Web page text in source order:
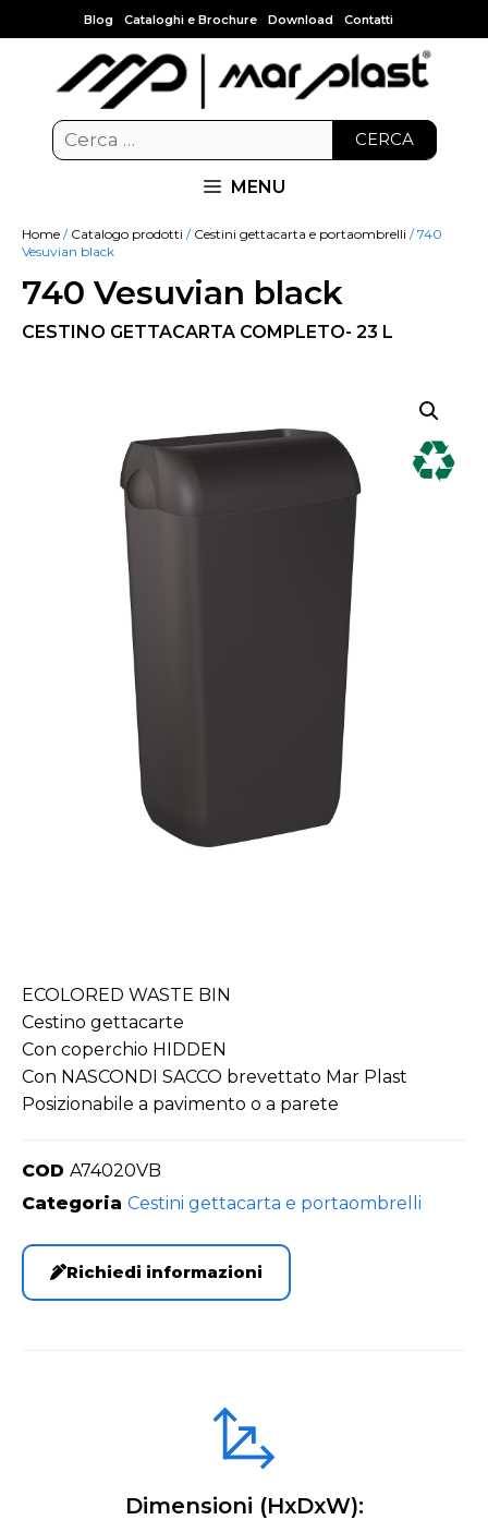
Blog Cataloghi e Brochure Download Contatti
CERCA
MENU
Home / Catalogo prodotti / Cestini gettacarta e portaombrelli / 740
Vesuvian black
740 Vesuvian black
CESTINO GETTACARTA COMPLETO- 23 L
ECOLORED WASTE BIN
Cestino gettacarte
Con coperchio HIDDEN
Con NASCONDI SACCO brevettato Mar Plast
Posizionabile a pavimento o a parete
COD A74020VB
Categoria Cestini gettacarta e portaombrelli
Richiedi informazioni
Dimensioni (HxDxW):